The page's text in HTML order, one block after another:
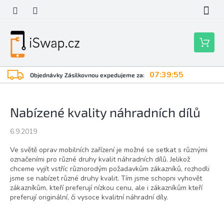
obsah
Objednávky Zásilkovnou expedujeme za: 07:39:55
Nákupní
košík
Nabízené kvality náhradních dílů
6.9.2019
Ve světě oprav mobilních zařízení je možné se setkat s různými
označeními pro různé druhy kvalit náhradních dílů. Jelikož
chceme vyjít vstříc různorodým požadavkům zákazníků, rozhodli
jsme se nabízet různé druhy kvalit. Tím jsme schopni vyhovět
zákazníkům, kteří preferují nízkou cenu, ale i zákazníkům kteří
preferují originální, či vysoce kvalitní náhradní díly.